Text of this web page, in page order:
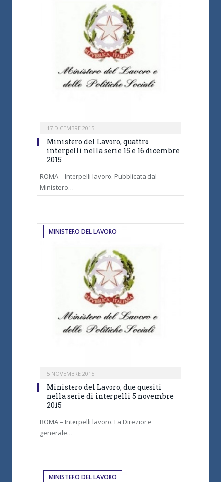
17 DICEMBRE 2015
Ministero del Lavoro, quattro
interpelli nella serie 15 e 16 dicembre
2015
ROMA – Interpelli lavoro. Pubblicata dal
Ministero…
MINISTERO DEL LAVORO
5 NOVEMBRE 2015
Ministero del Lavoro, due quesiti
nella serie di interpelli 5 novembre
2015
ROMA – Interpelli lavoro. La Direzione
generale…
MINISTERO DEL LAVORO